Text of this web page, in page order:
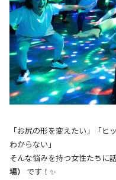
「お尻の形を変えたい」「
わからない」
そんな悩みを持つ女性たちに
場）
です！✨